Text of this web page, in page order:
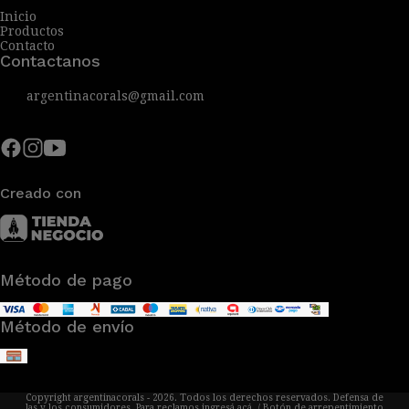
Inicio
Productos
Contacto
Contactanos
argentinacorals@gmail.com
Creado con
Método de pago
Método de envío
Copyright argentinacorals - 2026. Todos los derechos reservados. Defensa de